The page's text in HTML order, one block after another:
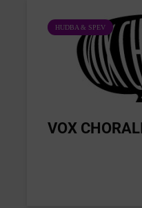
HUDBA & SPEV
VOX